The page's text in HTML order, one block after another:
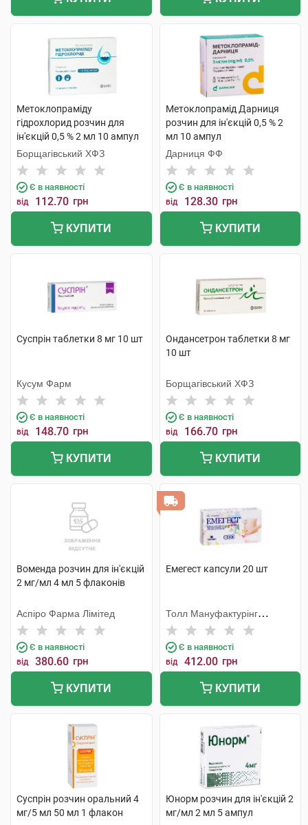
Метоклопраміду
гідрохлорид розчин для
ін'єкцій 0,5 % 2 мл 10 ампул
Борщагівський ХФЗ
Є в наявності
від 112.70 грн
КУПИТИ
Метоклопрамід Дарниця
розчин для ін'єкцій 0,5 % 2
мл 10 ампул
Дарниця ФФ
Є в наявності
від 128.30 грн
КУПИТИ
Суспрін таблетки 8 мг 10 шт
Кусум Фарм
Є в наявності
від 148.70 грн
КУПИТИ
Ондансетрон таблетки 8 мг
10 шт
Борщагівський ХФЗ
Є в наявності
від 166.70 грн
КУПИТИ
Воменда розчин для ін'єкцій
2 мг/мл 4 мл 5 флаконів
Аспіро Фарма Лімітед
Є в наявності
від 380.60 грн
КУПИТИ
Емегест капсули 20 шт
Толл Мануфактурінг
Сервісез
Є в наявності
від 412.00 грн
КУПИТИ
Суспрін розчин оральний 4
мг/5 мл 50 мл 1 флакон
Юнорм розчин для ін'єкцій 2
мг/мл 2 мл 5 ампул